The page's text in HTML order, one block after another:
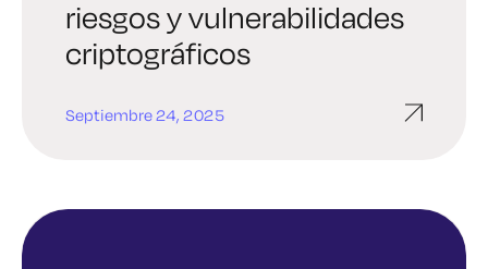
riesgos y vulnerabilidades
criptográficos
Septiembre 24, 2025